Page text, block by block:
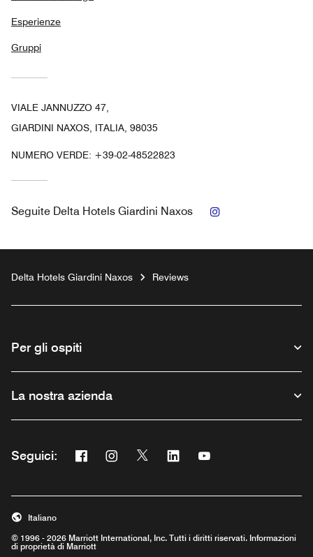
Esperienze
Gruppi
VIALE JANNUZZO 47,
GIARDINI NAXOS, ITALIA, 98035
NUMERO VERDE: +39-02-48522823
Seguite Delta Hotels Giardini Naxos
Delta Hotels Giardini Naxos Reviews
Per gli ospiti
La nostra azienda
Seguici: Facebook
Opens a new window
Instagram
Opens a new window
Twitter
Opens a new window
Linkedin
Opens a new window
Opens a new window
© 1996 - 2026 Marriott International, Inc. Tutti i diritti riservati. Informazioni
di proprietà di Marriott
Italiano